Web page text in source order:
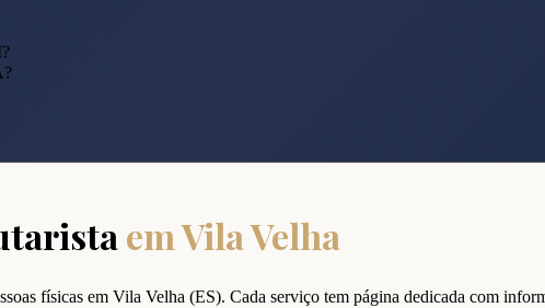
emVila Velha
físicas em Vila Velha (ES). Cada serviço tem página dedicada com